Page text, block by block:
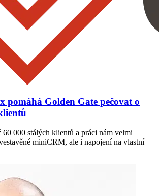
pomáhá Golden Gate pečovat o
60 000 stálých klientů a práci nám velmi
miniCRM, ale i napojení na vlastní